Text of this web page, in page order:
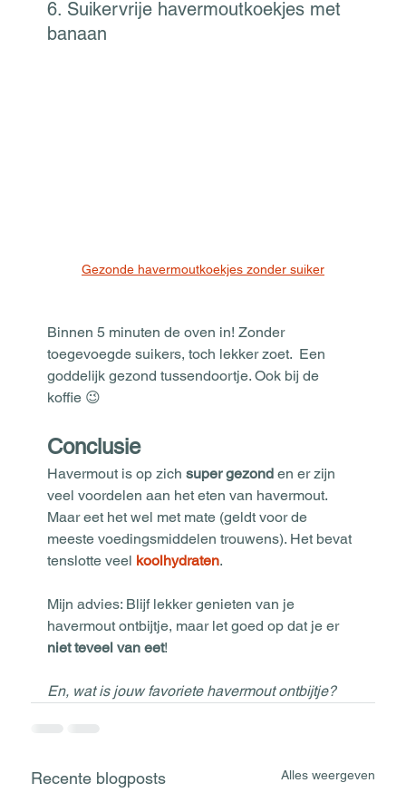
6. Suikervrije havermoutkoekjes met
banaan
Gezonde havermoutkoekjes zonder suiker
Binnen 5 minuten de oven in! Zonder
toegevoegde suikers, toch lekker zoet.  Een
goddelijk gezond tussendoortje. Ook bij de
koffie 😉
Conclusie
Havermout is op zich super gezond en er zijn
veel voordelen aan het eten van havermout.
Maar eet het wel met mate (geldt voor de
meeste voedingsmiddelen trouwens). Het bevat
tenslotte veel koolhydraten.
Mijn advies: Blijf lekker genieten van je
havermout ontbijtje, maar let goed op dat je er
niet teveel van eet!
En, wat is jouw favoriete havermout ontbijtje?
Recente blogposts Alles weergeven